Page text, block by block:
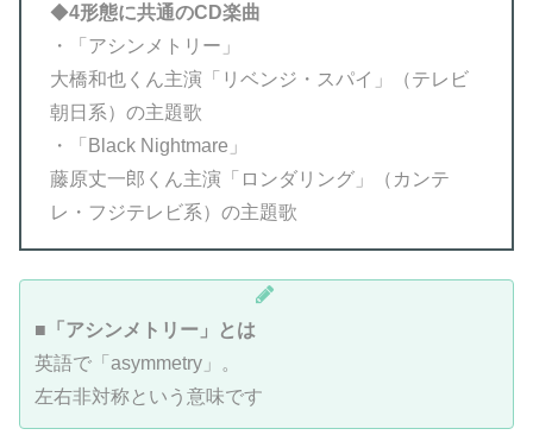
◆4形態に共通のCD楽曲
・「アシンメトリー」
大橋和也くん主演「リベンジ・スパイ」（テレビ
朝日系）の主題歌
・「Black Nightmare」
藤原丈一郎くん主演「ロンダリング」（カンテ
レ・フジテレビ系）の主題歌
■ 「アシンメトリー」とは
英語で「asymmetry」。
左右非対称という意味です